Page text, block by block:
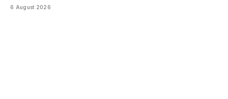
6 August 2026